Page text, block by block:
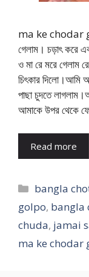
ma ke chodar
গেলাম। চড়াৎ করে
ও মা রে মরে গেলাম
চিৎকার দিলো।আমি
পাছা চুদতে
আমাকে উপর থেকে
Read more
Categories
bangla
golpo, bangla
chuda, jamai
ma ke chodar